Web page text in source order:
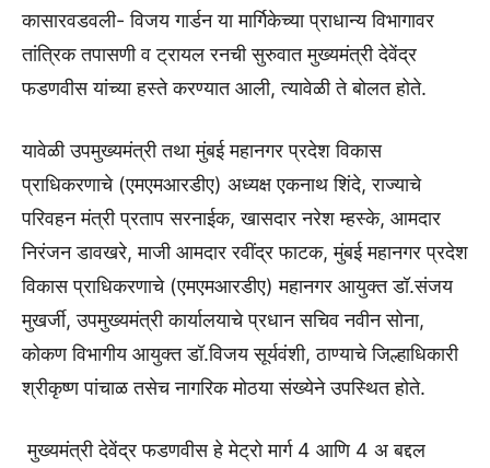
कासारवडवली- विजय गार्डन या मार्गिकेच्या प्राधान्य विभागावर
तांत्रिक तपासणी व ट्रायल रनची सुरुवात मुख्यमंत्री देवेंद्र
फडणवीस यांच्या हस्ते करण्यात आली, त्यावेळी ते बोलत होते.
यावेळी उपमुख्यमंत्री तथा मुंबई महानगर प्रदेश विकास
प्राधिकरणाचे (एमएमआरडीए) अध्यक्ष एकनाथ शिंदे, राज्याचे
परिवहन मंत्री प्रताप सरनाईक, खासदार नरेश म्हस्के, आमदार
निरंजन डावखरे, माजी आमदार रवींद्र फाटक, मुंबई महानगर प्रदेश
विकास प्राधिकरणाचे (एमएमआरडीए) महानगर आयुक्त डॉ.संजय
मुखर्जी, उपमुख्यमंत्री कार्यालयाचे प्रधान सचिव नवीन सोना,
कोकण विभागीय आयुक्त डॉ.विजय सूर्यवंशी, ठाण्याचे जिल्हाधिकारी
श्रीकृष्ण पांचाळ तसेच नागरिक मोठया संख्येने उपस्थित होते.
मुख्यमंत्री देवेंद्र फडणवीस हे मेट्रो मार्ग 4 आणि 4 अ बद्दल